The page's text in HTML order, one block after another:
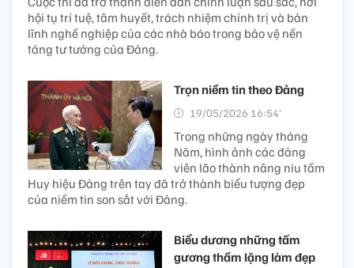
hội tụ trí tuệ, tâm huyết, trách nhiệm chính trị và bản
lĩnh nghề nghiệp của các nhà báo trong bảo vệ nền
tảng tư tưởng của Đảng.
Trọn niềm tin theo Đảng
19/05/2026 16:54’
Trong những ngày tháng
Năm, hình ảnh các đảng
viên lão thành nâng niu tấm
Huy hiệu Đảng trên tay đã trở thành biểu tượng đẹp
của niềm tin son sắt với Đảng.
Biểu dương những tấm
gương thầm lặng làm đẹp